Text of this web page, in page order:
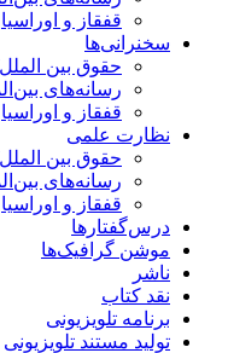
قفقاز و اوراسیا
سخنرانی‌ها
حقوق بین
رسانه‌های
قفقاز و اوراسیا
نظارت علمی
حقوق بین
رسانه‌های
قفقاز و اوراسیا
درس‌گفتارها
موشن گرافیک‌ها
ناشر
نقد کتاب
برنامه‌ تلویزیونی
تولید مستند تلویزیونی